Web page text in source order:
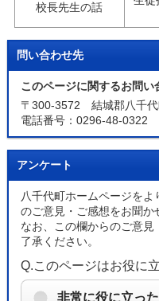
校長先生の話
問い合わせ先
このページに関するお問い
〒300-3572 結城郡八千代
電話番号：0296-48-0322
アンケート
八千代町ホームページを
のご意見・ご感想をお聞か
なお、この欄からのご意
了承ください。
Q.このページはお役に
非常に役に立った